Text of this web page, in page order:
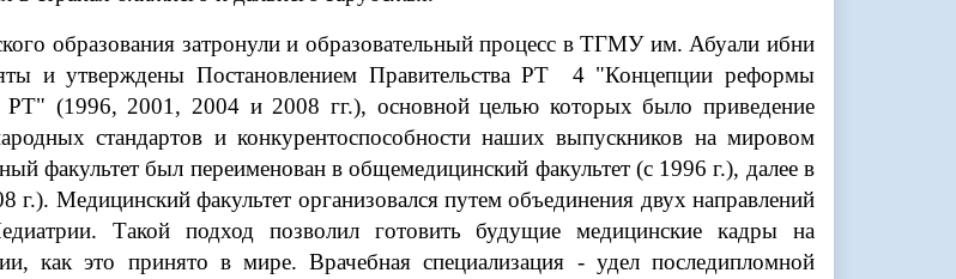
образования затронули и образовательный процесс в ТГМУ им. Абуали ибни
и утверждены Постановлением Правительства РТ 4 "Концепции реформы
РТ" (1996, 2001, 2004 и 2008 гг.), основной целью которых было приведение
стандартов и конкурентоспособности наших выпускников на мировом
факультет был переименован в общемедицинский факультет (с 1996 г.), далее в
г.). Медицинский факультет организовался путем объединения двух направлений
Такой подход позволил готовить будущие медицинские кадры на
как это принято в мире. Врачебная специализация - удел последипломной